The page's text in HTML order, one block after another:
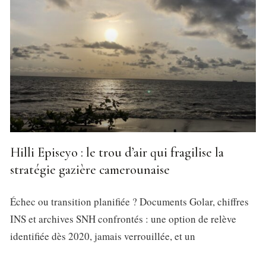
Hilli Episeyo : le trou d’air qui fragilise la
stratégie gazière camerounaise
Échec ou transition planifiée ? Documents Golar, chiffres
INS et archives SNH confrontés : une option de relève
identifiée dès 2020, jamais verrouillée, et un